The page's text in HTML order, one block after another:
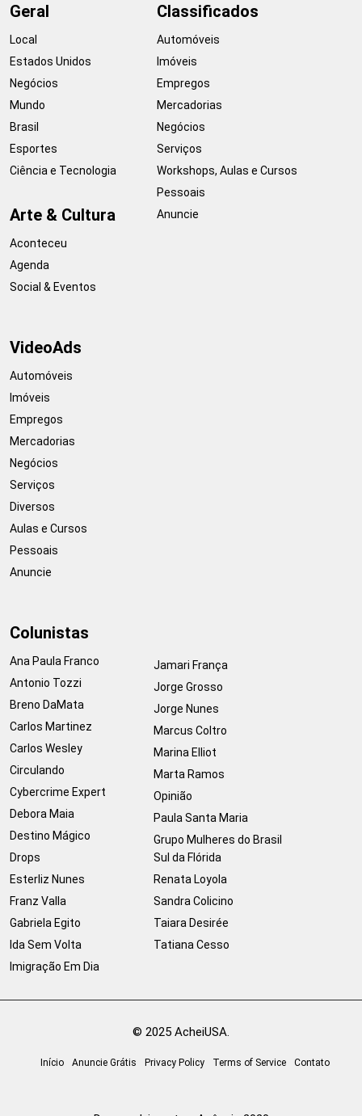
Geral
Local
Estados Unidos
Negócios
Mundo
Brasil
Esportes
Ciência e Tecnologia
Arte & Cultura
Aconteceu
Agenda
Social & Eventos
Classificados
Automóveis
Imóveis
Empregos
Mercadorias
Negócios
Serviços
Workshops, Aulas e Cursos
Pessoais
Anuncie
VideoAds
Automóveis
Imóveis
Empregos
Mercadorias
Negócios
Serviços
Diversos
Aulas e Cursos
Pessoais
Anuncie
Colunistas
Ana Paula Franco
Antonio Tozzi
Breno DaMata
Carlos Martinez
Carlos Wesley
Circulando
Cybercrime Expert
Debora Maia
Destino Mágico
Drops
Esterliz Nunes
Franz Valla
Gabriela Egito
Ida Sem Volta
Imigração Em Dia
Jamari França
Jorge Grosso
Jorge Nunes
Marcus Coltro
Marina Elliot
Marta Ramos
Opinião
Paula Santa Maria
Grupo Mulheres do Brasil
Sul da Flórida
Renata Loyola
Sandra Colicino
Taiara Desirée
Tatiana Cesso
© 2025 AcheiUSA.
Início Anuncie Grátis Privacy Policy Terms of Service Contato